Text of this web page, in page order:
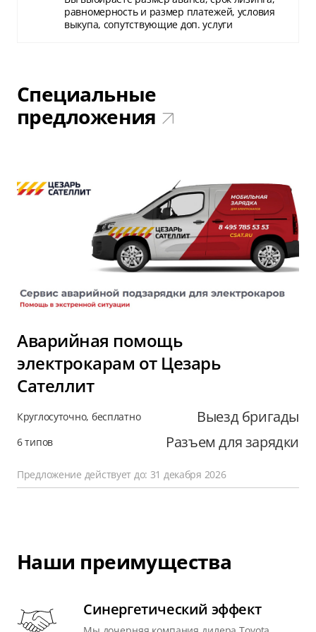
равномерность и размер платежей, условия
выкупа, сопутствующие доп. услуги
Специальные
предложения
Аварийная помощь
электрокарам от Цезарь
Сателлит
Круглосуточно, бесплатно Выезд бригады
6 типов Разъем для зарядки
Предложение действует до: 31 декабря 2026
Наши преимущества
Синергетический эффект